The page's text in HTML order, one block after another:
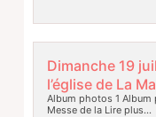
Dimanche 19
l’église de La
Album photos 1
Messe de laLire plus…